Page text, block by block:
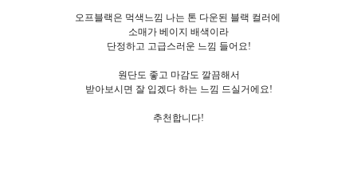
오프블랙은 먹색느낌 나는 톤 다운된 블랙 컬러에
소매가 베이지 배색이라
단정하고 고급스러운 느낌 들어요!
원단도 좋고 마감도 깔끔해서
받아보시면 잘 입겠다 하는 느낌 드실거에요!
추천합니다!